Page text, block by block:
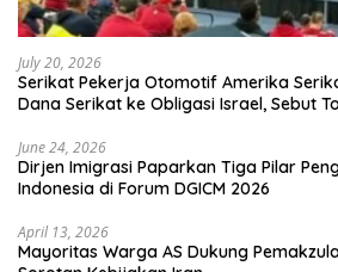
July 20, 2026
Serikat Pekerja Otomotif Amerika
Dana Serikat ke Obligasi Israel, Sebut
June 24, 2026
Dirjen Imigrasi Paparkan Tiga Pilar
Indonesia di Forum DGICM 2026
April 13, 2026
Mayoritas Warga AS Dukung